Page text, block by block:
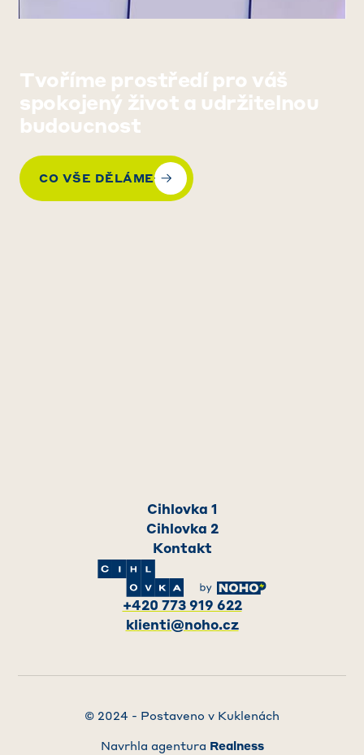
Tvoříme prostředí pro váš
spokojený život a udržitelnou
budoucnost
CO VŠE DĚLÁME
Cihlovka 1
Cihlovka 2
Kontakt
+420 773 919 622
klienti@noho.cz
© 2024 - Postaveno v Kuklenách
Navrhla agentura Realness